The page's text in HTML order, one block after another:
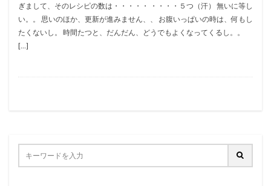
ぎまして、そのレシピの数は・・・・・ ・・・・５つ（汗） 無いに等し
い。。 思いのほか、更新が進みません、、 お腹いっぱいの時は、何もし
たくないし。 時間たつと、だんだん、どうでもよくなってくるし。。
[…]